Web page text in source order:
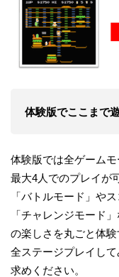
体験版でここまで
体験版では全ゲームモ
最大4人でのプレイが
「バトルモード」や
「チャレンジモード
の楽しさを丸ごと体
全ステージプレイし
求めください。